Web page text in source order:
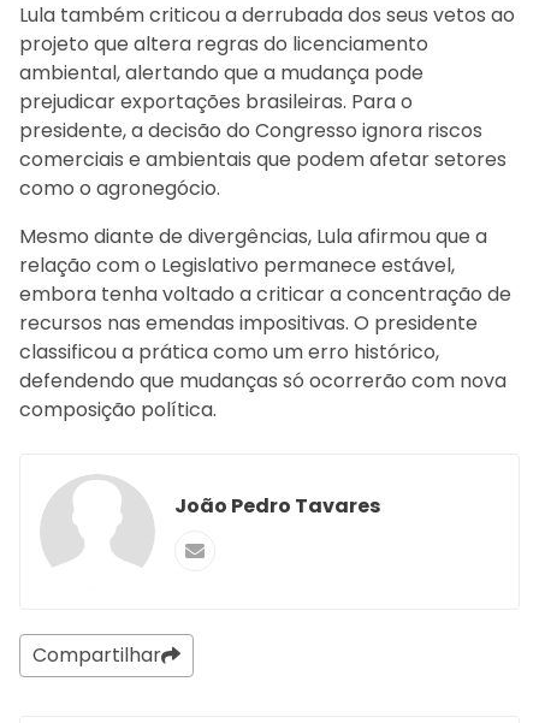
Lula também criticou a derrubada dos seus vetos ao
projeto que altera regras do licenciamento
ambiental, alertando que a mudança pode
prejudicar exportações brasileiras. Para o
presidente, a decisão do Congresso ignora riscos
comerciais e ambientais que podem afetar setores
como o agronegócio.
Mesmo diante de divergências, Lula afirmou que a
relação com o Legislativo permanece estável,
embora tenha voltado a criticar a concentração de
recursos nas emendas impositivas. O presidente
classificou a prática como um erro histórico,
defendendo que mudanças só ocorrerão com nova
composição política.
João Pedro Tavares
Compartilhar